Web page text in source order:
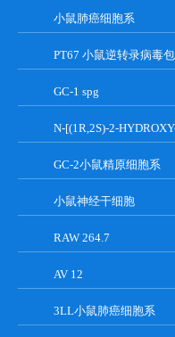
小鼠肺癌细胞系
GC-1 spg
GC-2小鼠精原细胞系
小鼠神经干细胞
RAW 264.7
AV 12
3LL小鼠肺癌细胞系